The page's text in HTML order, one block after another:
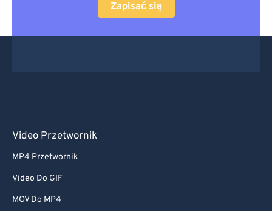
Zapisać się
Video Przetwornik
MP4 Przetwornik
Video Do GIF
MOV Do MP4